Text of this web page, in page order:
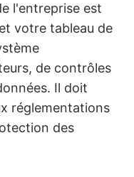
l'entreprise est
votre tableau de
de contrôles
Il doit
réglementations
des